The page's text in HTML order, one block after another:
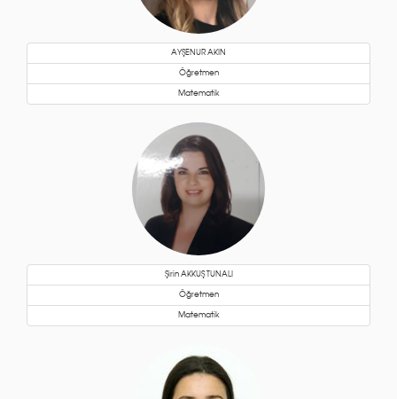
AYŞENUR AKIN
Öğretmen
Matematik
Şirin AKKUŞ TUNALI
Öğretmen
Matematik